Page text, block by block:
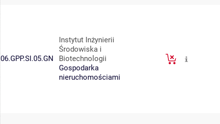
06.GPP.SI.05.GN
Instytut Inżynierii
Środowiska i
Biotechnologii
Gospodarka
nieruchomościami